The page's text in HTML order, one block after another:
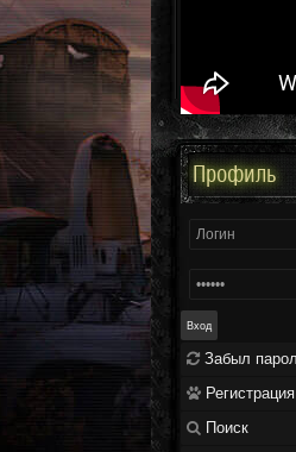
Профиль
Забыл
Регистрация
Поиск